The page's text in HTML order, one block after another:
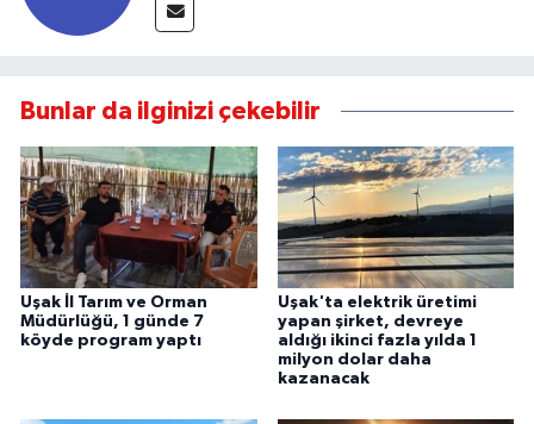
Bunlar da ilginizi çekebilir
Uşak İl Tarım ve Orman
Müdürlüğü, 1 günde 7
köyde program yaptı
Uşak'ta elektrik üretimi
yapan şirket, devreye
aldığı ikinci fazla yılda 1
milyon dolar daha
kazanacak